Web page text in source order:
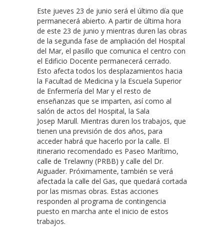
Este jueves 23 de junio será el último día que
permanecerá abierto. A partir de última hora
de este 23 de junio y mientras duren las obras
de la segunda fase de ampliación del Hospital
del Mar, el pasillo que comunica el centro con
el Edificio Docente permanecerá cerrado.
Esto afecta todos los desplazamientos hacia
la Facultad de Medicina y la Escuela Superior
de Enfermería del Mar y el resto de
enseñanzas que se imparten, así como al
salón de actos del Hospital, la Sala
Josep Marull. Mientras duren los trabajos, que
tienen una previsión de dos años, para
acceder habrá que hacerlo por la calle. El
itinerario recomendado es Paseo Marítimo,
calle de Trelawny (PRBB) y calle del Dr.
Aiguader. Próximamente, también se verá
afectada la calle del Gas, que quedará cortada
por las mismas obras. Estas acciones
responden al programa de contingencia
puesto en marcha ante el inicio de estos
trabajos.